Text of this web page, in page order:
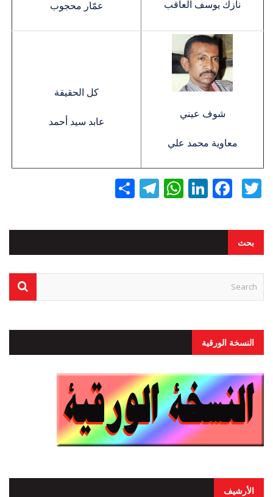
نازك يوسف العاقب عمّار محجوب
شوف عيني
معاوية محمد علي
كل الحقيقة
عابد سيد أحمد
Twitter
Facebook
LinkedIn
WhatsApp
Telegram
بحث
النسخة الورقية
الأرشيف